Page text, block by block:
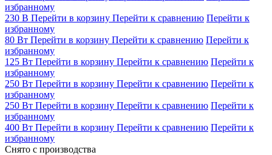
избранному
230 В Перейти в корзину Перейти к сравнению Перейти к
избранному
80 Вт Перейти в корзину Перейти к сравнению Перейти к
избранному
125 Вт Перейти в корзину Перейти к сравнению Перейти к
избранному
250 Вт Перейти в корзину Перейти к сравнению Перейти к
избранному
250 Вт Перейти в корзину Перейти к сравнению Перейти к
избранному
400 Вт Перейти в корзину Перейти к сравнению Перейти к
избранному
Снято с производства